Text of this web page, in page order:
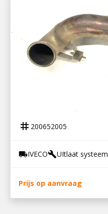
tag 200652005
local_shippingIVECObuildUItlaat systeem
Prijs op aanvraag